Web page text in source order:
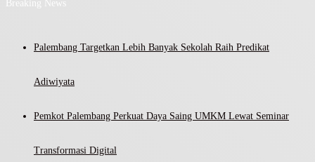
Breaking News
Palembang Targetkan Lebih Banyak Sekolah Raih Predikat
Adiwiyata
Pemkot Palembang Perkuat Daya Saing UMKM Lewat Seminar
Transformasi Digital